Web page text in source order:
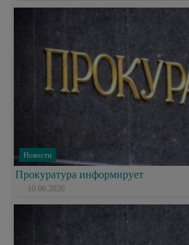
Новости
Прокуратура информирует
10.06.2026